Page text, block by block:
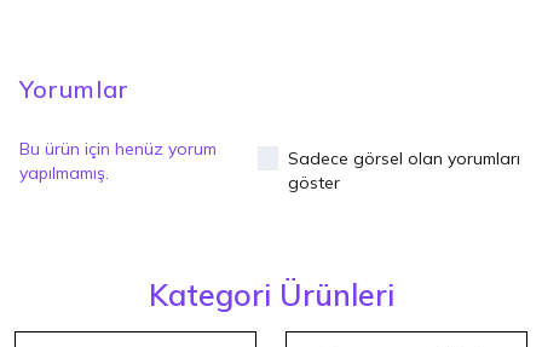
Yorumlar
Bu ürün için henüz yorum
yapılmamış.
Sadece görsel olan yorumları
göster
Kategori Ürünleri